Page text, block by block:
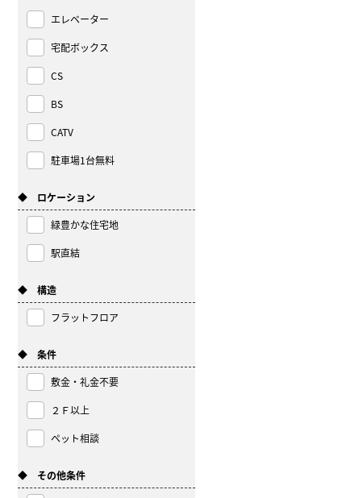
エレベーター
宅配ボックス
CS
BS
CATV
駐車場1台無料
◆ ロケーション
緑豊かな住宅地
駅直結
◆ 構造
フラットフロア
◆ 条件
敷金・礼金不要
２Ｆ以上
ペット相談
◆ その他条件